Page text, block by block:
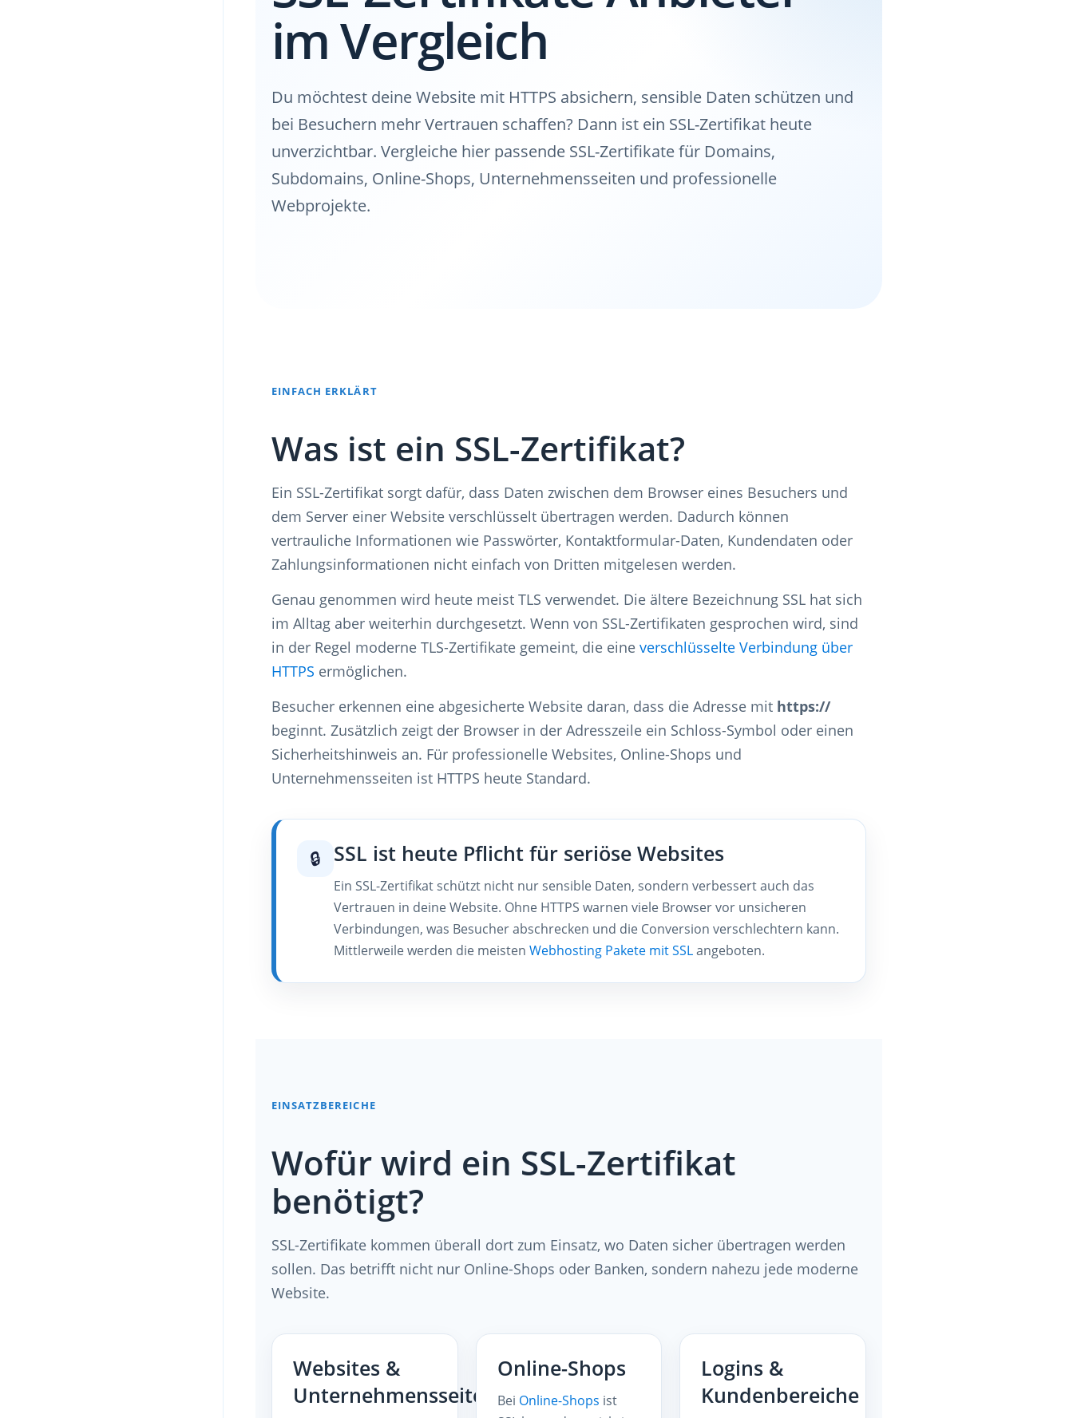
im Vergleich
Du möchtest deine Website mit HTTPS absichern, sensible Daten schützen und
bei Besuchern mehr Vertrauen schaffen? Dann ist ein SSL-Zertifikat heute
unverzichtbar. Vergleiche hier passende SSL-Zertifikate für Domains,
Subdomains, Online-Shops, Unternehmensseiten und professionelle
Webprojekte.
EINFACH ERKLÄRT
Was ist ein SSL-Zertifikat?
Ein SSL-Zertifikat sorgt dafür, dass Daten zwischen dem Browser eines Besuchers und
dem Server einer Website verschlüsselt übertragen werden. Dadurch können
vertrauliche Informationen wie Passwörter, Kontaktformular-Daten, Kundendaten oder
Zahlungsinformationen nicht einfach von Dritten mitgelesen werden.
Genau genommen wird heute meist TLS verwendet. Die ältere Bezeichnung SSL hat sich
im Alltag aber weiterhin durchgesetzt. Wenn von SSL-Zertifikaten gesprochen wird, sind
in der Regel moderne TLS-Zertifikate gemeint, die eine verschlüsselte Verbindung über
HTTPS ermöglichen.
Besucher erkennen eine abgesicherte Website daran, dass die Adresse mit https://
beginnt. Zusätzlich zeigt der Browser in der Adresszeile ein Schloss-Symbol oder einen
Sicherheitshinweis an. Für professionelle Websites, Online-Shops und
Unternehmensseiten ist HTTPS heute Standard.
🔒 SSL ist heute Pflicht für seriöse Websites
Ein SSL-Zertifikat schützt nicht nur sensible Daten, sondern verbessert auch das
Vertrauen in deine Website. Ohne HTTPS warnen viele Browser vor unsicheren
Verbindungen, was Besucher abschrecken und die Conversion verschlechtern kann.
Mittlerweile werden die meisten Webhosting Pakete mit SSLangeboten.
EINSATZBEREICHE
Wofür wird ein SSL-Zertifikat
benötigt?
SSL-Zertifikate kommen überall dort zum Einsatz, wo Daten sicher übertragen werden
sollen. Das betrifft nicht nur Online-Shops oder Banken, sondern nahezu jede moderne
Website.
Websites &
Unternehmensseiten
Online-Shops
Bei Online-Shops ist
Logins &
Kundenbereiche